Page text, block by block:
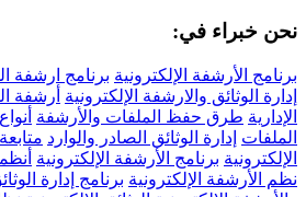
نحن خبراء في:
برنامج الأرشفة الإلكترونية برنامج ارشفة
إدارة الوثائق والارشفة الإلكترونية أرشفة
الإدارية طرق حفظ الملفات والأرشفة
الملفات إدارة الوثائق الصادر والوارد
الإلكترونية برنامج الأرشفة الإلكترونية
نظم الأرشفة الإلكترونية برنامج إدارة